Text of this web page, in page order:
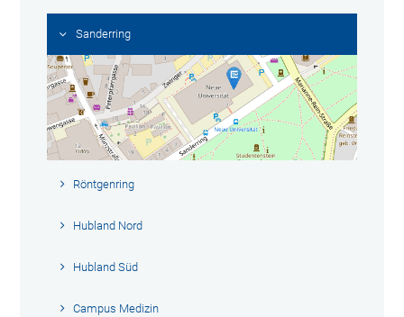
Sanderring
Röntgenring
Hubland Nord
Hubland Süd
Campus Medizin